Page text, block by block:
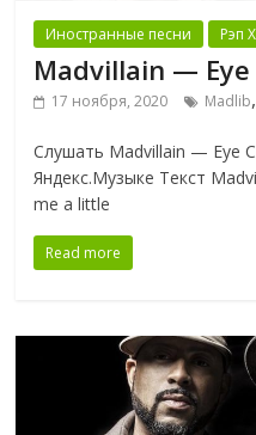
Иностранные песни Рэп
Madvillain — Eye
17 ноября, 2020 Madlib,
Слушать Madvillain — Eye
Яндекс.Музыке Текст
me a little
Read more